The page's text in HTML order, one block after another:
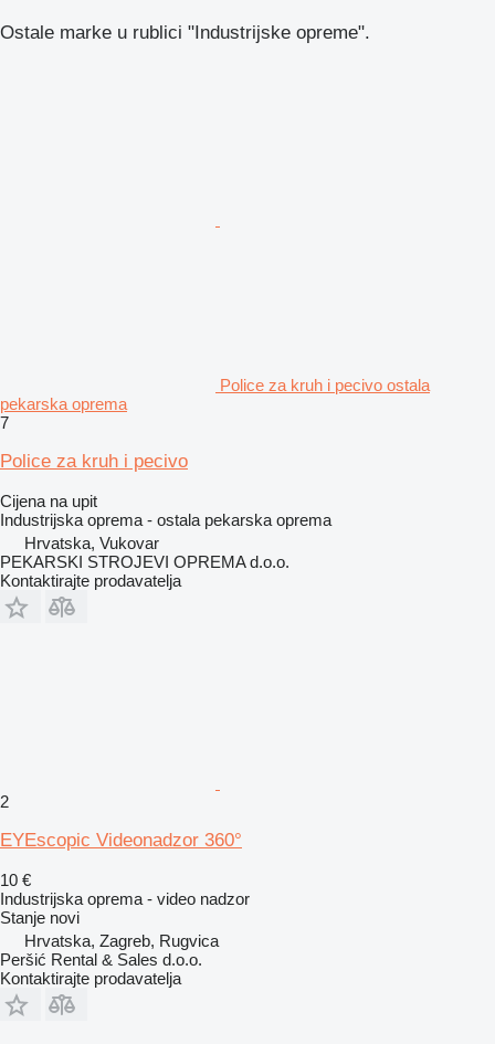
Ostale marke u rublici "Industrijske opreme".
Police za kruh i pecivo ostala
pekarska oprema
7
Police za kruh i pecivo
Cijena na upit
Industrijska oprema - ostala pekarska oprema
Hrvatska, Vukovar
PEKARSKI STROJEVI OPREMA d.o.o.
Kontaktirajte prodavatelja
2
EYEscopic Videonadzor 360°
10 €
Industrijska oprema - video nadzor
Stanje novi
Hrvatska, Zagreb, Rugvica
Peršić Rental & Sales d.o.o.
Kontaktirajte prodavatelja